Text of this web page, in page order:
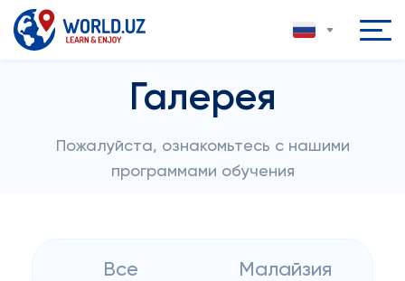
Галерея
Пожалуйста, ознакомьтесь с нашими
программами обучения
Все Малайзия